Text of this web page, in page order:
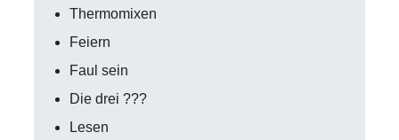
Thermomixen
Feiern
Faul sein
Die drei ???
Lesen